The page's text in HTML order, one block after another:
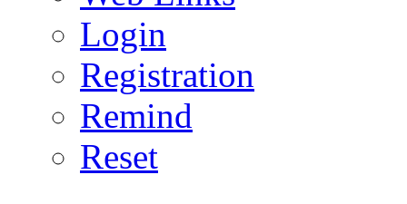
Login
Registration
Remind
Reset